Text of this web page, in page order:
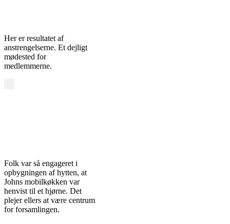
Her er resultatet af
anstrengelserne. Et dejligt
mødested for
medlemmerne.
Folk var så engageret i
opbygningen af hytten, at
Johns mobilkøkken var
henvist til et hjørne. Det
plejer ellers at være centrum
for forsamlingen.